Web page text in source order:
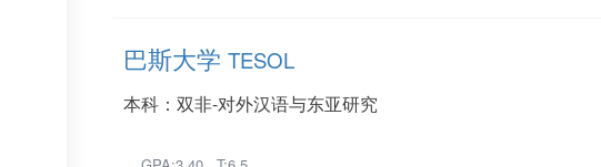
巴斯大学 TESOL
本科：双非-对外汉语与东亚研究